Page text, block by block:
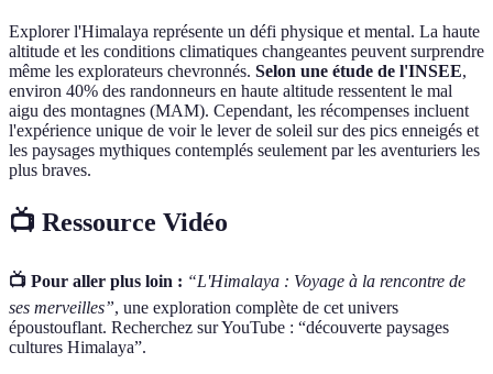
Explorer l'Himalaya représente un défi physique et mental. La haute
altitude et les conditions climatiques changeantes peuvent surprendre
même les explorateurs chevronnés. Selon une étude de l'INSEE,
environ 40% des randonneurs en haute altitude ressentent le mal
aigu des montagnes (MAM). Cependant, les récompenses incluent
l'expérience unique de voir le lever de soleil sur des pics enneigés et
les paysages mythiques contemplés seulement par les aventuriers les
plus braves.
📺 Ressource Vidéo
📺 Pour aller plus loin : “L'Himalaya : Voyage à la rencontre de
ses merveilles”, une exploration complète de cet univers
époustouflant. Recherchez sur YouTube : “découverte paysages
cultures Himalaya”.